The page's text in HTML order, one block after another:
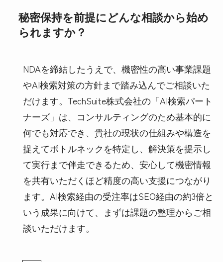
秘密保持を前提にどんな相談から始め
られますか？
NDAを締結したうえで、機密性の高い事業課題
やAI検索対策の方針まで踏み込んでご相談いた
だけます。TechSuite株式会社の「AI検索パート
ナーズ」は、コンサルティングのため基本的に
何でも対応でき、貴社の現状の仕組みや構造を
捉えてボトルネックを特定し、解決策を提示し
て実行まで伴走できるため、安心して機密情報
を共有いただくほど精度の高い支援につながり
ます。AI検索経由の受注率はSEO経由の約3倍と
いう成果に向けて、まずは課題の整理からご相
談いただけます。